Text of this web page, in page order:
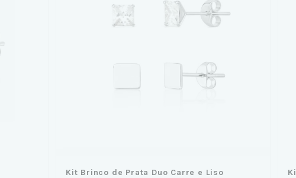
Kit Brinco de Prata Duo Carre e Liso